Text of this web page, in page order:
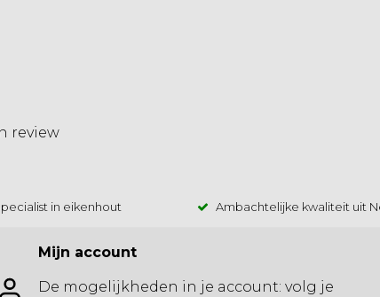
review
in eikenhout Ambachtelijke kwaliteit uit
Mijn account
De mogelijkheden in je account: volg je